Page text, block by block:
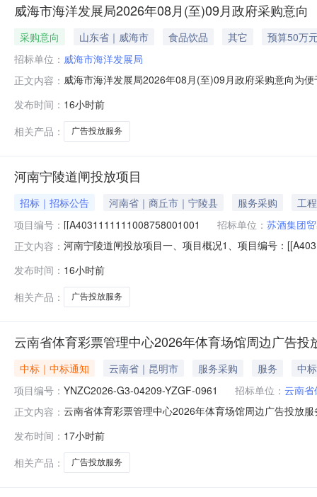
威海市海洋发展局2026年08月(至)09月政府采购意向
采购意向 山东省｜威海市 食品饮品 其它
预算50万
招标单位： 威海市海洋发展局
正文内容： 威海市海洋发展局2026年08月(至)09月政府采购意向为
12026威海渔业机场广告在威海国际机场国内到达厅出
投放
发布时间： 16小时前
相关产品：
广告投放服务
河南宁陵道闸投放项目
招标｜招标公告 河南省｜商丘市｜宁陵县 服务采购
工程
项目编号： [[A4031111111008758001001 招标单位： 苏酒集团
正文内容： 河南宁陵道闸投放项目一、项目概况1、项目编号：
（不含人行门禁）,按杆投放，一杆2面。共计发布72杆]
发布时间： 16小时前
相关产品：
广告投放服务
云南省体育彩票管理中心2026年体育场馆周边广告投
中标｜中标通知 云南省｜昆明市 服务采购 服务
中
项目编号： YNZC2026-G3-04209-YZGF-0961 招标单位： 云南
正文内容： 云南省体育彩票管理中心2026年体育场馆周边广告投放
昌街道云兴路99号307投标总报价：348720.00（元）
发布时间： 17小时前
相关产品：
广告投放服务